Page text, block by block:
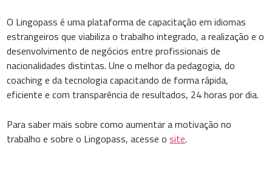
O Lingopass é uma plataforma de capacitação em idiomas
estrangeiros que viabiliza o trabalho integrado, a realização e o
desenvolvimento de negócios entre profissionais de
nacionalidades distintas. Une o melhor da pedagogia, do
coaching e da tecnologia capacitando de forma rápida,
eficiente e com transparência de resultados, 24 horas por dia.
Para saber mais sobre como aumentar a motivação no
trabalho e sobre o Lingopass, acesse osite.